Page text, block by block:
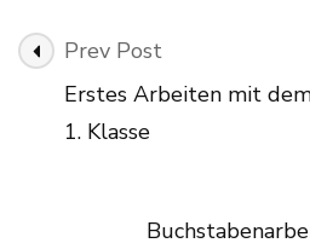
Post
Navigation
Prev Post
Erstes Arbeiten mit
1. Klasse